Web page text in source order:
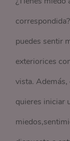
puedes sentir
exteriorices
vista.
quieres iniciar